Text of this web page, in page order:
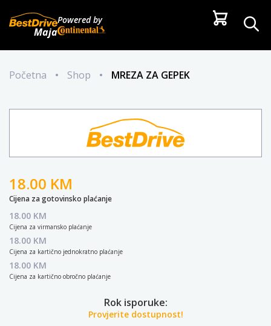
Maja
Powered by
Početna • Shop • MREZA ZA GEPEK
18.00 KM
Cijena za gotovinsko plaćanje
18.00 KM
Cijena za virmansko plaćanje
18.00 KM
Cijena za kartično jednokratno plaćanje
18.00 KM
Cijena za kartično obročno plaćanje
Rok isporuke:
Provjerite dostupnost!